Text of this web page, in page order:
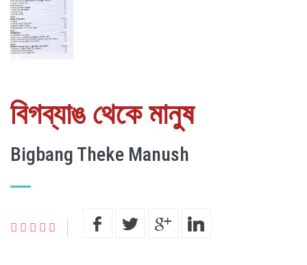
বিগব্যাঙ থেকে মানুষ
Bigbang Theke Manush